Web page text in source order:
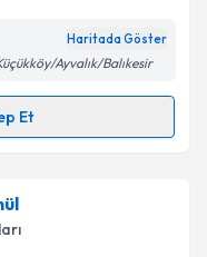
ilişkin
Aydınlatma
belirtilen
ediyorum.
Haritada Göster
Ayvalık/Balıkesir
Et
takvimi talebi
almanız için bir
bilgilendireceğiz.